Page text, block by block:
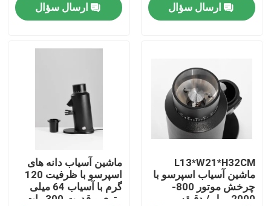
درباره ما
کنترل کیفیت
ارسال سؤال ارسال سؤال
L13*W21*H32CM
ماشین آسیاب اسپرسو با
چرخش موتور 800-
2000 رول / دقیقه
ماشین آسیاب دانه های
اسپرسو با ظرفیت 120
گرم با آسیاب 64 میلی
متری و قدرت 300 وات